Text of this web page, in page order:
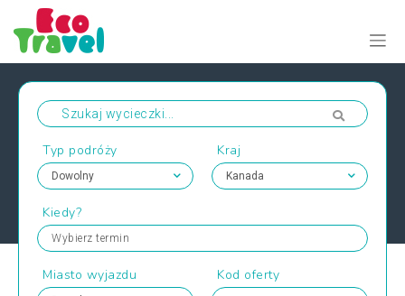
Typ podróży Kraj
Kiedy?
Wybierz termin
Miasto wyjazdu Kod oferty